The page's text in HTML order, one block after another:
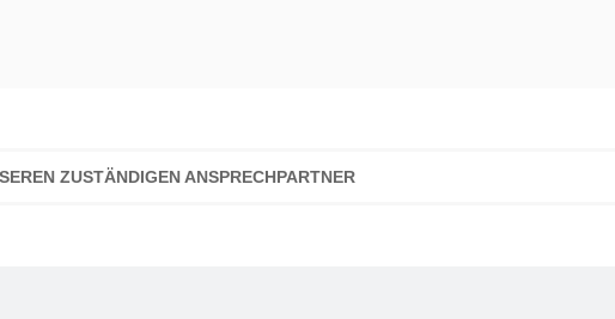
ZUSTÄNDIGEN ANSPRECHPARTNER